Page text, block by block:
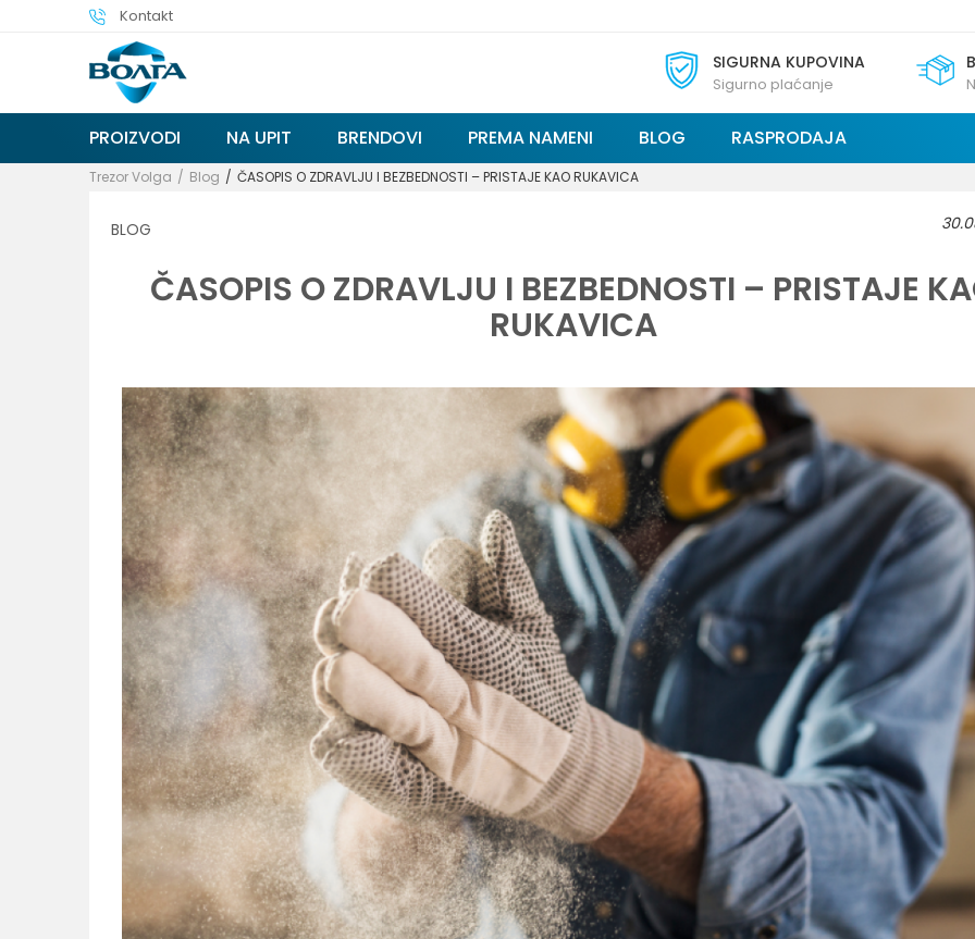
Kontakt
SIGURNA KUPOVINA
Sigurno plaćanje
PROIZVODI NA UPIT BRENDOVI PREMA NAMENI BLOG RASPRODAJA
Trezor Volga Blog ČASOPIS O ZDRAVLJU I BEZBEDNOSTI – PRISTAJE KAO RUKAVICA
BLOG
ČASOPIS O ZDRAVLJU I BEZBEDNOSTI – PRISTAJE
RUKAVICA
BLOG
KOLIKO ČESTO SE
ZAŠTITNA
Detaljnije